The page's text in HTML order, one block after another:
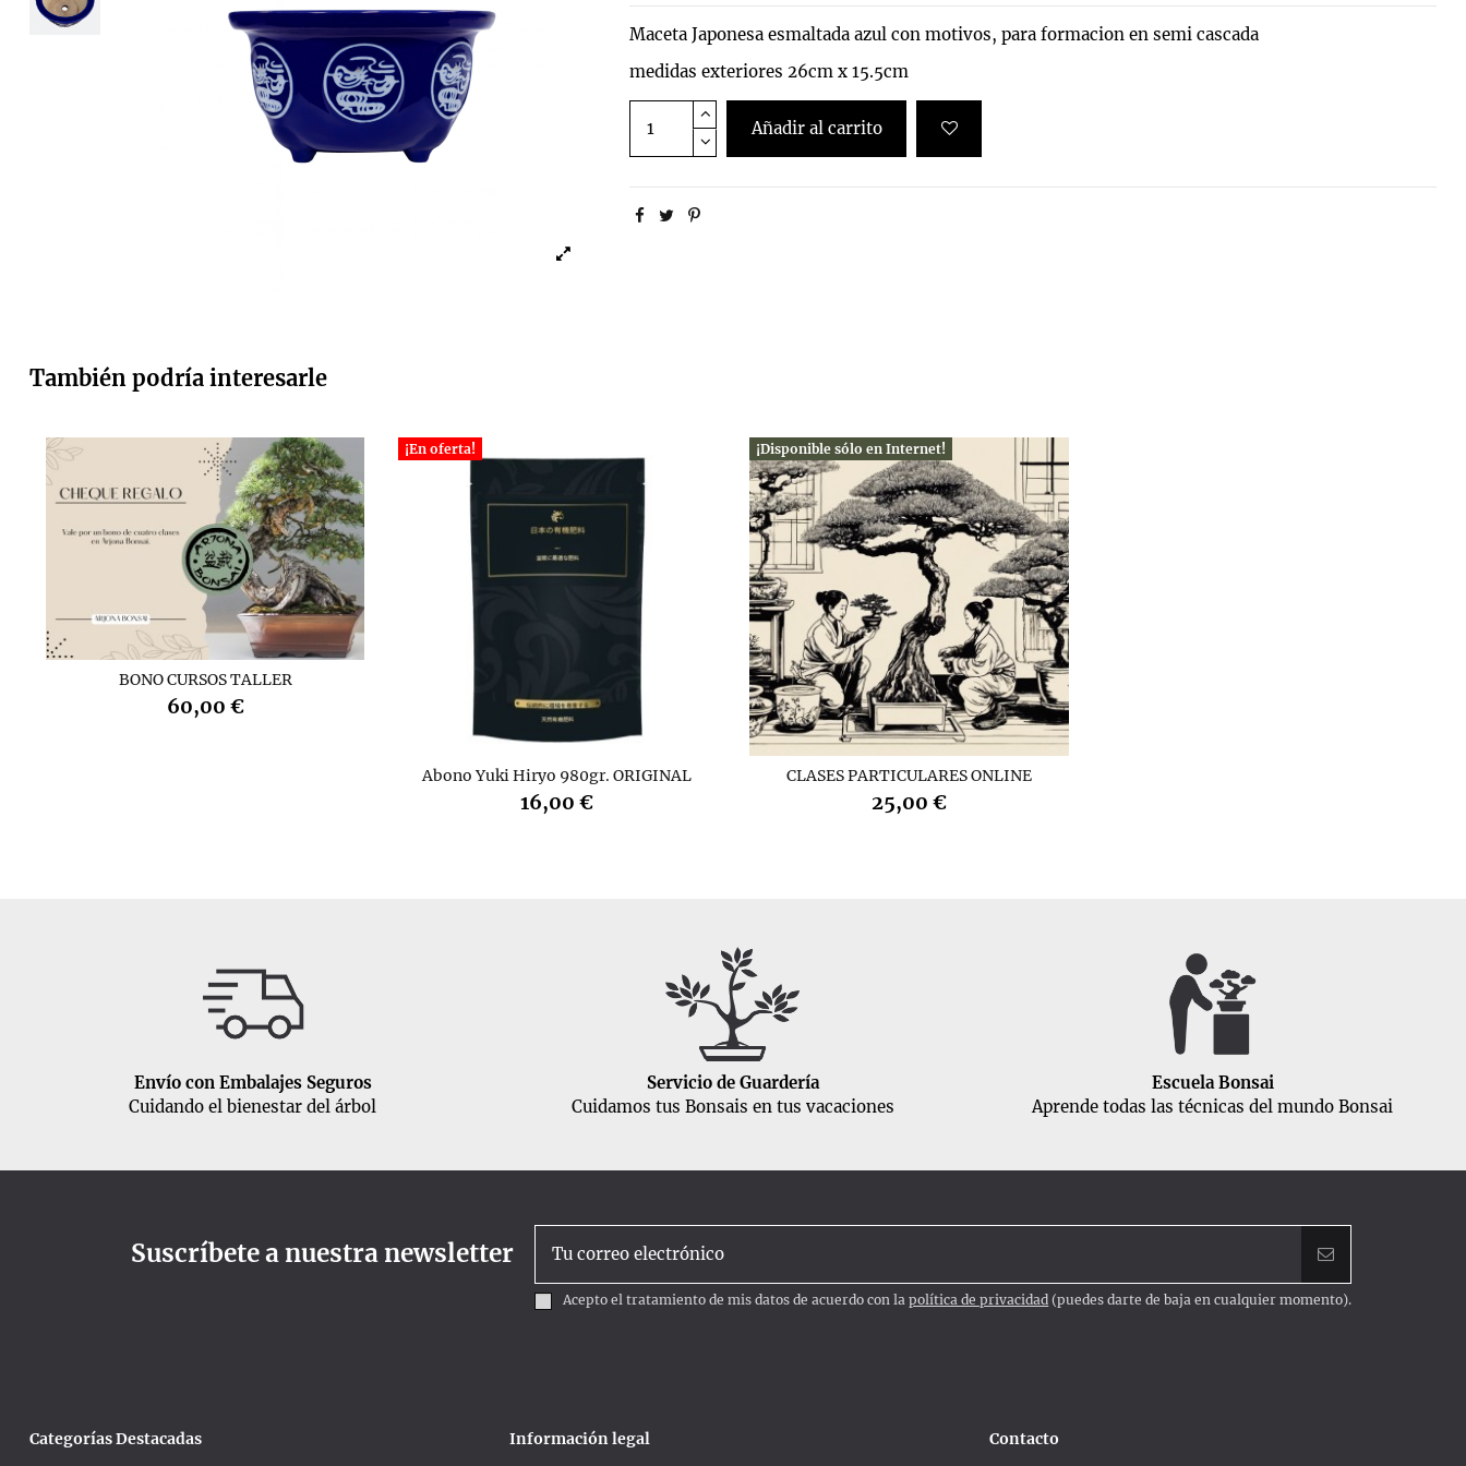
Maceta Japonesa esmaltada azul con motivos, para formacion en semi cascada
medidas exteriores 26cm x 15.5cm
Añadir al carrito
También podría interesarle
BONO CURSOS TALLER
60,00 €
¡En oferta!
Abono Yuki Hiryo 980gr. ORIGINAL
16,00 €
¡Disponible sólo en Internet!
CLASES PARTICULARES ONLINE
25,00 €
Envío con Embalajes Seguros
Cuidando el bienestar del árbol
Servicio de Guardería
Cuidamos tus Bonsais en tus vacaciones
Escuela Bonsai
Aprende todas las técnicas del mundo Bonsai
Suscríbete a nuestra newsletter
Acepto el tratamiento de mis datos de acuerdo con lapolítica de privacidad (puedes darte de baja en cualquier momento).
Categorías Destacadas Información legal Contacto